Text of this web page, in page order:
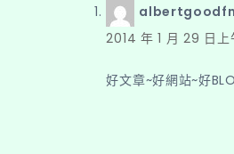
2014 年 1 月 29 日上
好文章~好網站~好